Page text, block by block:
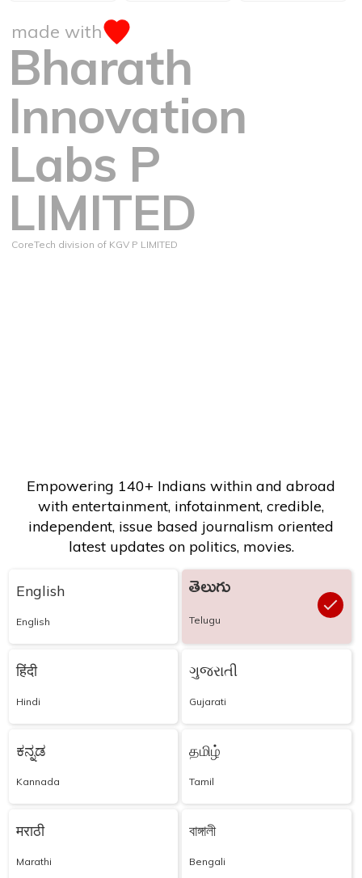
made with
Bharath
Innovation
Labs P
LIMITED
CoreTech division of KGV P LIMITED
Empowering 140+ Indians within and abroad
with entertainment, infotainment, credible,
independent, issue based journalism oriented
latest updates on politics, movies.
English
English
తెలుగు
Telugu
हिंदी
Hindi
ગુજરાતી
Gujarati
ಕನ್ನಡ
Kannada
தமிழ்
Tamil
मराठी
Marathi
বাঙ্গালী
Bengali